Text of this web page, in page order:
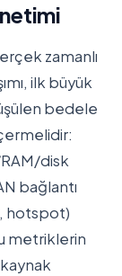
zamanlı
ilk büyük
bedele
disk
bağlantı
hotspot)
metriklerin